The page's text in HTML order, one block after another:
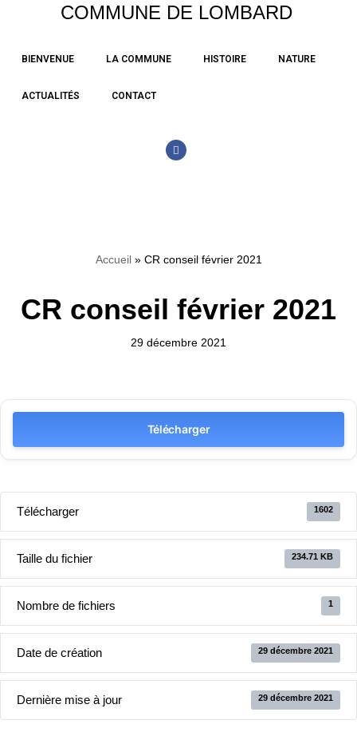
au
COMMUNE DE LOMBARD
BIENVENUE LA COMMUNE HISTOIRE NATURE
ACTUALITÉS CONTACT
Accueil» CR conseil février 2021
CR conseil février 2021
29 décembre 2021
Télécharger
Télécharger 1602
Taille du fichier 234.71 KB
Nombre de fichiers 1
Date de création 29 décembre 2021
Dernière mise à jour 29 décembre 2021